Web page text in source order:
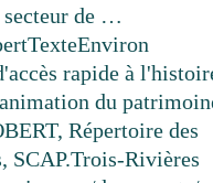
secteur de …
TexteEnviron
rapide à
du
Répertoire des
SCAP.Trois-Rivières